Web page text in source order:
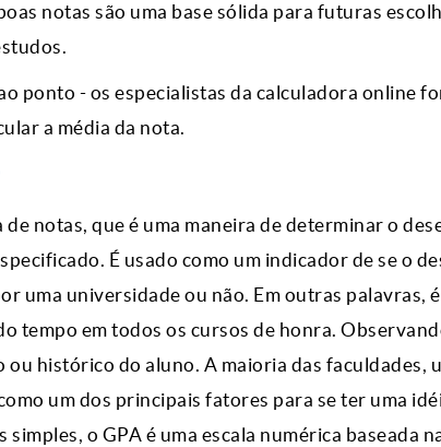
notas são uma base sólida para futuras
ponto - os especialistas da calculadora online
a média da nota.
de notas, que é uma maneira de determinar o
É usado como um indicador de se o
uma universidade ou não. Em outras palavras,
tempo em todos os cursos de honra.
ou histórico do aluno. A maioria das faculdades,
um dos principais fatores para se ter uma
simples, o GPA é uma escala numérica baseada